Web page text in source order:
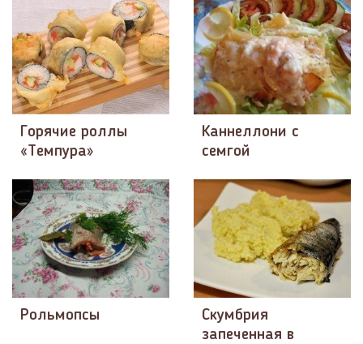
Горячие роллы
«Темпура»
Каннеллони с
семгой
Рольмопсы
Скумбрия
запеченная в